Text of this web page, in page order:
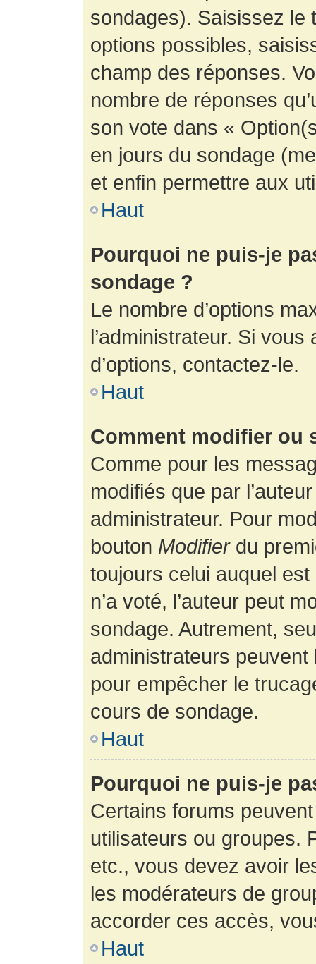
sondages). Saisissez le
options possibles,
champ des réponses.
nombre de réponses
son vote dans «
en jours du sondage
et enfin permettre aux
Haut
Pourquoi ne puis-je
sondage ?
Le nombre d’options
l’administrateur. Si
d’options, contactez-le.
Haut
Comment modifier ou
Comme pour les
modifiés que par
administrateur. Pour
bouton Modifierdu
toujours celui auquel
n’a voté, l’auteur peut
sondage. Autrement,
administrateurs
pour empêcher le
cours de sondage.
Haut
Pourquoi ne puis-je
Certains forums
utilisateurs ou groupes.
etc., vous devez avoir
les modérateurs de
accorder ces accès,
Haut